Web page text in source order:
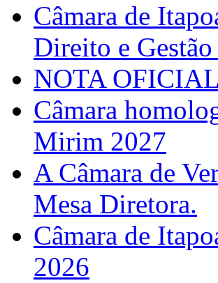
Câmara de
Direito e
NOTA
Câmara
Mirim 2027
A Câmara de
Mesa Diretora.
Câmara de
2026